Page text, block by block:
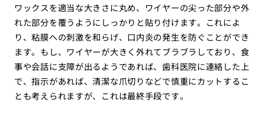
ワックスを適当な大きさに丸め、ワイヤーの尖った部分や外
れた部分を覆うようにしっかりと貼り付けます。これによ
り、粘膜への刺激を和らげ、口内炎の発生を防ぐことができ
ます。もし、ワイヤーが大きく外れてブラブラしており、食
事や会話に支障が出るようであれば、歯科医院に連絡した上
で、指示があれば、清潔な爪切りなどで慎重にカットするこ
とも考えられますが、これは最終手段です。